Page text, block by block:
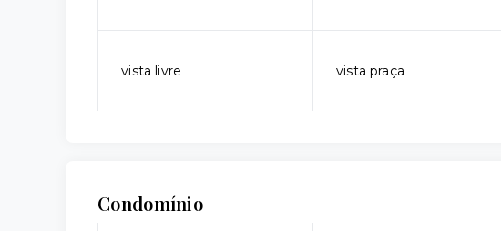
vista livre vista praça
Condomínio